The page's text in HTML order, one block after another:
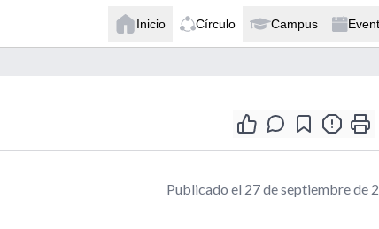
Inicio Círculo Campus
Publicado el 27 de septiembre de